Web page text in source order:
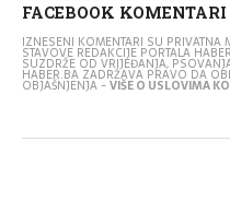
FACEBOOK KOMENTARI
IZNESENI KOMENTARI SU PRIVATNA
STAVOVE REDAKCIJE PORTALA
SUZDRŽE OD VRIJEĐANJA,
HABER.BA ZADRŽAVA PRAVO DA
OBJAŠNJENJA -VIŠE O USLOVIMA